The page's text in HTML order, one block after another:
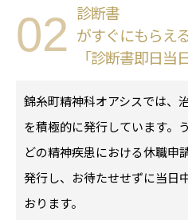
02 診断書
がすぐにもらえ
「診断書即日当
錦糸町精神科オアシスでは、
を積極的に発行しています。
どの精神疾患における休職申
発行し、お待たせせずに当日
おります。